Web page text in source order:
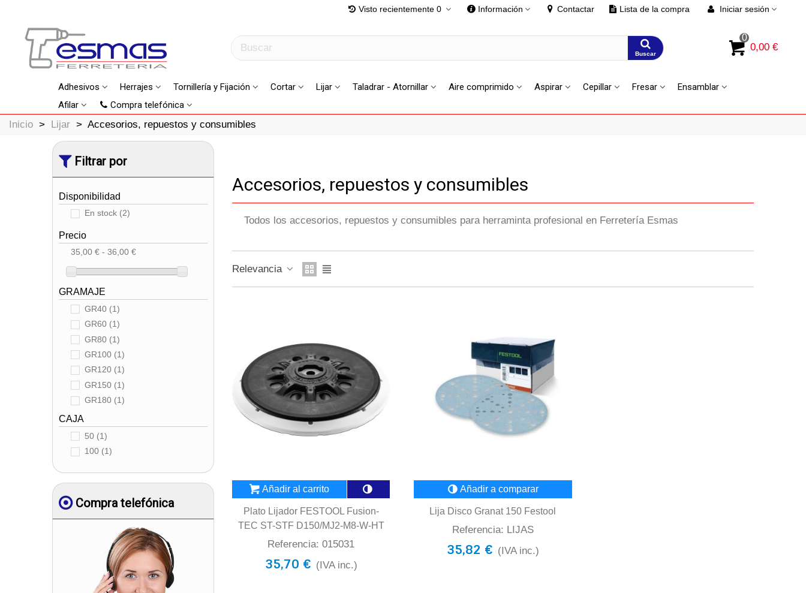
Visto recientemente 0 Información Contactar Lista de la compra Iniciar sesión
Buscar
0
0,00 €
Adhesivos Herrajes Tornillería y Fijación Cortar Lijar Taladrar - Atornillar Aire comprimido Aspirar Cepillar Fresar
Ensamblar
Afilar
Compra telefónica
Inicio > Lijar > Accesorios, repuestos y consumibles
Filtrar por
Disponibilidad
En stock (2)
Precio
35,00 € - 36,00 €
GRAMAJE
GR40 (1)
GR60 (1)
GR80 (1)
GR100 (1)
GR120 (1)
GR150 (1)
GR180 (1)
GR240
CAJA
50 (1)
100 (1)
Compra telefónica
Accesorios, repuestos y consumibles
Todos los accesorios, repuestos y consumibles para herraminta profesional en Ferretería Esmas
Relevancia
Añadir al carrito
Plato Lijador FESTOOL Fusion-
TEC ST-STF D150/MJ2-M8-W-HT
Referencia: 015031
35,70 € (IVA inc.)
Añadir a comparar
Lija Disco Granat 150 Festool
Referencia: LIJAS
35,82 € (IVA inc.)